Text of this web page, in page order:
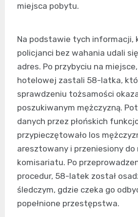
miejsca pobytu.
Na podstawie tych informacji,
policjanci bez wahania udali
adres. Po przybyciu na
hotelowej zastali 58-latka,
sprawdzeniu tożsamości
poszukiwanym mężczyzną.
danych przez płońskich
przypieczętowało los
aresztowany i przeniesiony do
komisariatu. Po
procedur, 58-latek został
śledczym, gdzie czeka go
popełnione przestępstwa.